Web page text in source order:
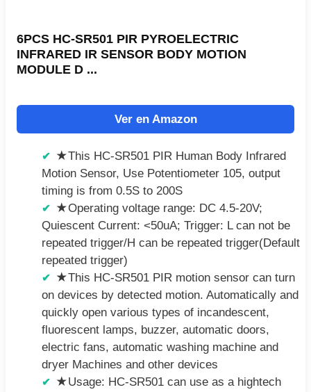
6PCS HC-SR501 PIR PYROELECTRIC
INFRARED IR SENSOR BODY MOTION
MODULE D ...
Ver en Amazon
★This HC-SR501 PIR Human Body Infrared
Motion Sensor, Use Potentiometer 105, output
timing is from 0.5S to 200S
★Operating voltage range: DC 4.5-20V;
Quiescent Current: <50uA; Trigger: L can not be
repeated trigger/H can be repeated trigger(Default
repeated trigger)
★This HC-SR501 PIR motion sensor can turn
on devices by detected motion. Automatically and
quickly open various types of incandescent,
fluorescent lamps, buzzer, automatic doors,
electric fans, automatic washing machine and
dryer Machines and other devices
★Usage: HC-SR501 can use as a hightech